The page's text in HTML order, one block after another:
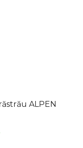
ALPEN